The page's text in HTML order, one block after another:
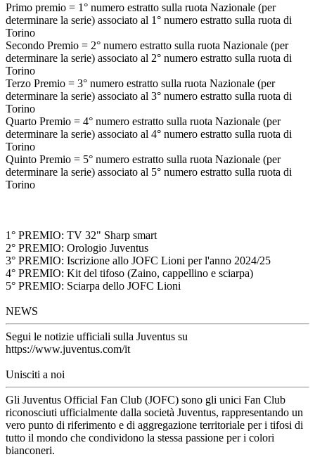
Primo premio = 1° numero estratto sulla ruota Nazionale (per
determinare la serie) associato al 1° numero estratto sulla ruota di
Torino
Secondo Premio = 2° numero estratto sulla ruota Nazionale (per
determinare la serie) associato al 2° numero estratto sulla ruota di
Torino
Terzo Premio = 3° numero estratto sulla ruota Nazionale (per
determinare la serie) associato al 3° numero estratto sulla ruota di
Torino
Quarto Premio = 4° numero estratto sulla ruota Nazionale (per
determinare la serie) associato al 4° numero estratto sulla ruota di
Torino
Quinto Premio = 5° numero estratto sulla ruota Nazionale (per
determinare la serie) associato al 5° numero estratto sulla ruota di
Torino
1° PREMIO: TV 32" Sharp smart
2° PREMIO: Orologio Juventus
3° PREMIO: Iscrizione allo JOFC Lioni per l'anno 2024/25
4° PREMIO: Kit del tifoso (Zaino, cappellino e sciarpa)
5° PREMIO: Sciarpa dello JOFC Lioni
NEWS
Segui le notizie ufficiali sulla Juventus su
https://www.juventus.com/it
Unisciti a noi
Gli Juventus Official Fan Club (JOFC) sono gli unici Fan Club
riconosciuti ufficialmente dalla società Juventus, rappresentando un
vero punto di riferimento e di aggregazione territoriale per i tifosi di
tutto il mondo che condividono la stessa passione per i colori
bianconeri.